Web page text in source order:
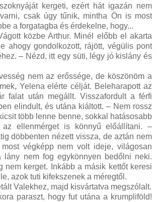
kergeti, ezért hát igazán nem
csak úgy tűnik, mintha Ön is most
a forgatagba és érdekelne, hogy...
közbe Arthur. Minél előbb el akarta
ahogy gondolkozott, rájött, végülis pont
– Nézd, itt egy süti, légy jó kislány és
nem az erőssége, de köszönöm a
Yelena elérte célját. Beleharapott az
falat után megállt. Visszafordult a férfi
elindult, és utána kiáltott. – Nem rossz
több lenne benne, sokkal hatásosabb
az ellenmérget is könnyű előállítani. –
döbbenten nézett vissza, de aztán nem
végképp nem volt ideje, világosan
lány nem fog egykönnyen bedőlni neki.
nem kerget. Inkább a másik kettőt keresi
azok tuti kifekszenek a méregtől.
Valekhez, majd kisvártatva megszólalt.
paraszt, hogy fut utána a krumpliföld!